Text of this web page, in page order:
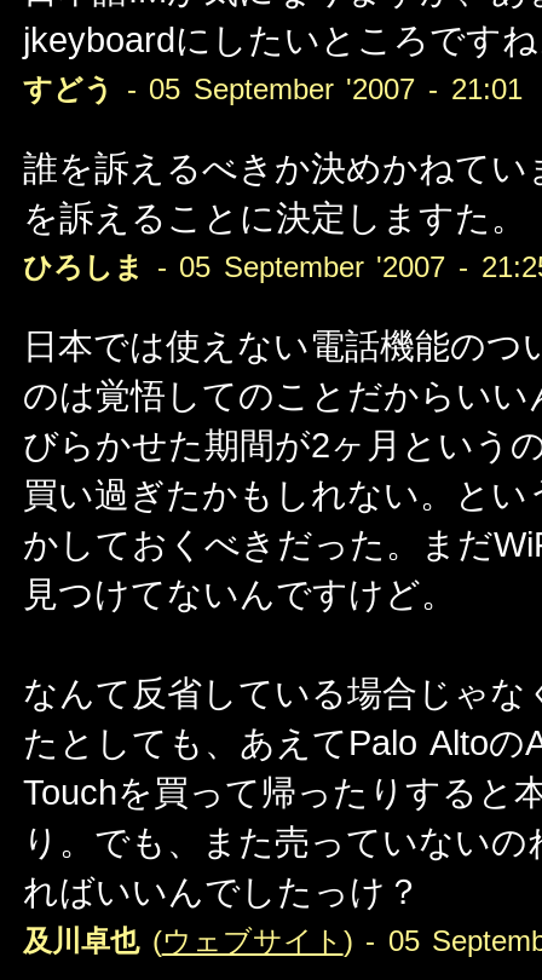
jkeyboardにしたいところです
すどう - 05 September '2007 - 21:01
誰を訴えるべきか決めかねて
を訴えることに決定しますた。
ひろしま - 05 September '2007 -
日本では使えない電話機能の
のは覚悟してのことだからい
びらかせた期間が2ヶ月という
買い過ぎたかもしれない。と
かしておくべきだった。まだ
見つけてないんですけど。
なんて反省している場合じゃ
たとしても、あえてPalo Altoの
Touchを買って帰ったりすると
り。でも、また売っていない
ればいいんでしたっけ？
及川卓也(ウェブサイト ) - 05